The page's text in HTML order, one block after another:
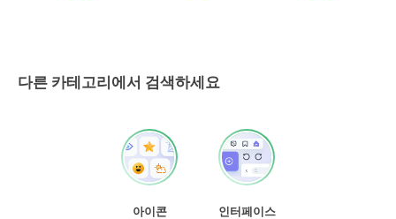
다른 카테고리에서 검색하세요
아이콘
인터페이스